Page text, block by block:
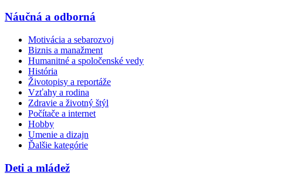
Náučná a odborná
Motivácia a sebarozvoj
Biznis a manažment
Humanitné a spoločenské vedy
História
Životopisy a reportáže
Vzťahy a rodina
Zdravie a životný štýl
Počítače a internet
Hobby
Umenie a dizajn
Ďalšie kategórie
Deti a mládež